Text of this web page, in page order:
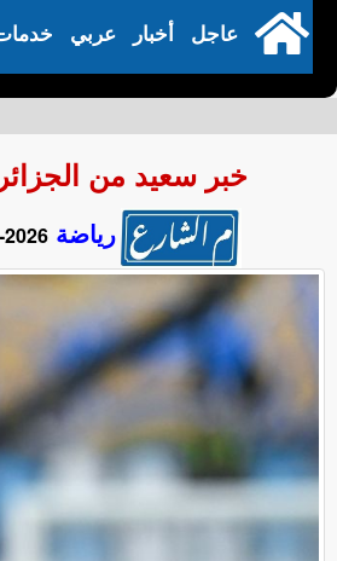
عربي أخبار عاجل
خبر سعيد من
رياضة 2026-05-09 02:12:05